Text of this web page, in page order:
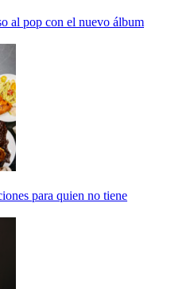
al pop con el nuevo álbum
para quien no tiene